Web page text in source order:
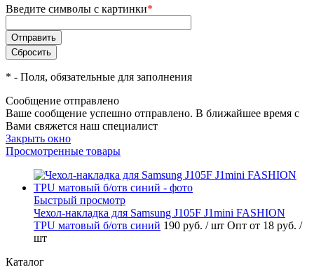
Введите символы с картинки*
* - Поля, обязательные для заполнения
Сообщение отправлено
Ваше сообщение успешно отправлено. В ближайшее время с
Вами свяжется наш специалист
Закрыть окно
Просмотренные товары
Быстрый просмотр
Чехол-накладка для Samsung J105F J1mini FASHION
TPU матовый б/отв синий 190 руб. / шт Опт от 18 руб. /
шт
Каталог